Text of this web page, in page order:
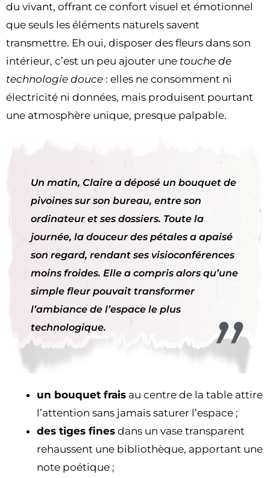
du vivant, offrant ce confort visuel et émotionnel
que seuls les éléments naturels savent
transmettre. Eh oui, disposer des fleurs dans son
intérieur, c’est un peu ajouter une touche de
technologie douce : elles ne consomment ni
électricité ni données, mais produisent pourtant
une atmosphère unique, presque palpable.
Un matin, Claire a déposé un bouquet de
pivoines sur son bureau, entre son
ordinateur et ses dossiers. Toute la
journée, la douceur des pétales a apaisé
son regard, rendant ses visioconférences
moins froides. Elle a compris alors qu’une
simple fleur pouvait transformer
l’ambiance de l’espace le plus
technologique.
un bouquet frais au centre de la table attire
l’attention sans jamais saturer l’espace ;
des tiges fines dans un vase transparent
rehaussent une bibliothèque, apportant une
note poétique ;